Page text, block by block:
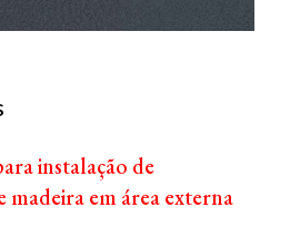
instalação de
madeira em área externa